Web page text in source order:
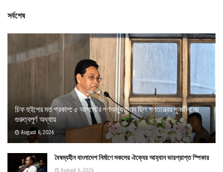
সর্বশেষ
চিফ হুইপের মত প্রকাশ: ৫ আগস্টের গণঅভ্যুত্থান ছিল গণতন্ত্রের পুনর্জীবনের
গুরুত্বপূর্ণ অধ্যায়
August 6, 2026
বৈষম্যহীন বাংলাদেশ নির্মাণে সকলের ঐক্যের আহ্বান ভারপ্রাপ্ত স্পিকার
August 6, 2026